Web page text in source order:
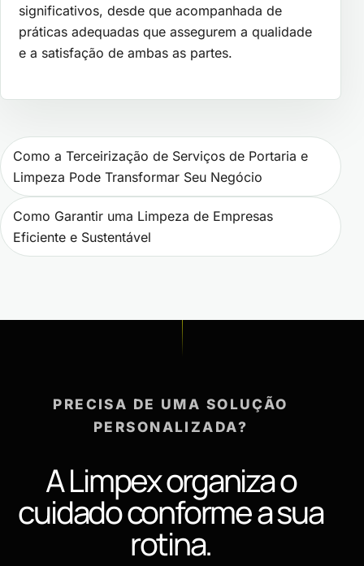
significativos, desde que acompanhada de
práticas adequadas que assegurem a qualidade
e a satisfação de ambas as partes.
Navegação de Post
Como a Terceirização de Serviços de Portaria e
Limpeza Pode Transformar Seu Negócio
Como Garantir uma Limpeza de Empresas
Eficiente e Sustentável
PRECISA DE UMA SOLUÇÃO
PERSONALIZADA?
A Limpex organiza o
cuidado conforme a sua
rotina.